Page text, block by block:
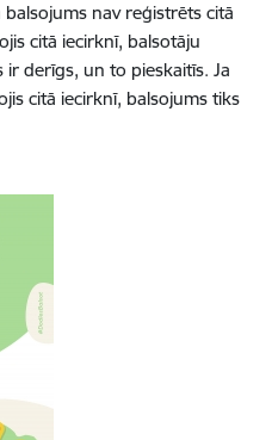
nav reģistrēts citā
citā iecirknī, balsotāju
derīgs, un to pieskaitīs. Ja
citā iecirknī, balsojums tiks